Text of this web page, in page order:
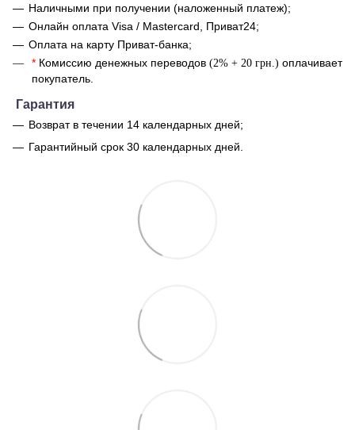
Наличными при получении (наложенный платеж);
Онлайн оплата Visa / Mastercard, Приват24;
Оплата на карту Приват-банка;
* Комиссию денежных переводов (2% + 20 грн.) оплачивает
покупатель.
Гарантия
Возврат в течении 14 календарных дней;
Гарантийный срок 30 календарных дней.